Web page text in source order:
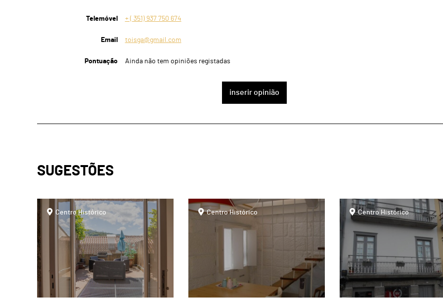
Telemóvel + ( 351) 937 750 674
Email toisga@gmail.com
Pontuação Ainda não tem opiniões registadas
inserir opinião
SUGESTÕES
pageCentro Histórico pageCentro Histórico pageCentro Histórico